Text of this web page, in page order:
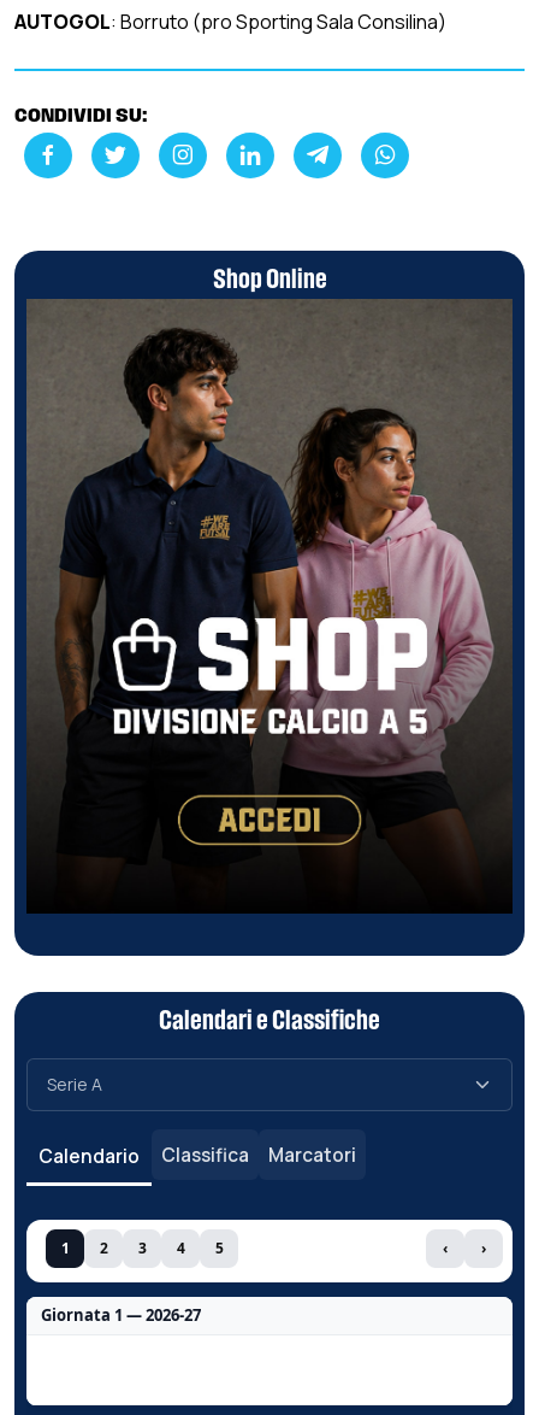
AUTOGOL: Borruto (pro Sporting Sala Consilina)
CONDIVIDI SU:
Shop Online
Calendari e Classifiche
Calendario Classifica Marcatori
1 2 3 4 5 ‹ ›
Giornata 1 — 2026-27